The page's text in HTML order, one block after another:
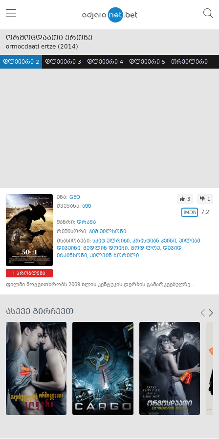
ორმოცდაათი ერთზე
ormocdaati ertze (2014)
ფლეიერი 2 ფლეიერი 3 ფლეიერი 4 ფლეიერი 5 თრეილერი
პრობლემა
ენა: GEO
ქვეყანა: აშშ
3 1
7.2
ჟანრი: დრამა
რეჟისორი: ჯიმ უილსონი
მსახიობები: სკიტ ულრიხი, კრისტიან კეინი, უილიამ
დივეინი, მედლინ დოიჩი, ტოდ ლოუ, დევიდ
ეტკინსონი, კელვინ ბორელი
ფილმი მოგვითხრობს 2009 წლის კენტუკის დერბის გამარჯვებულზე…
ასევე გირჩევთ